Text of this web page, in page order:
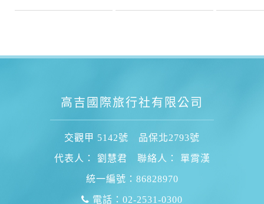
高吉國際旅行社有限公司
交觀甲 5142號 品保北2793號
代表人： 劉慧君 聯絡人： 單霄漢
統一編號：86828970
電話：02-2531-0300